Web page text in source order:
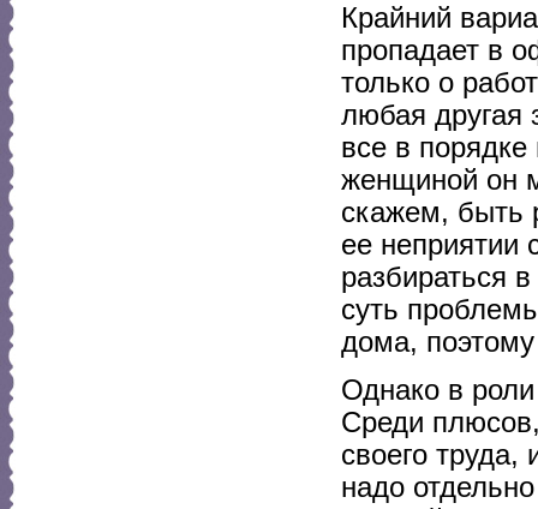
Крайний
пропадает в
только о
любая другая
все в
женщиной он
скажем, быть
ее неприятии
разбираться
суть
дома,
Однако в
Среди
своего
надо